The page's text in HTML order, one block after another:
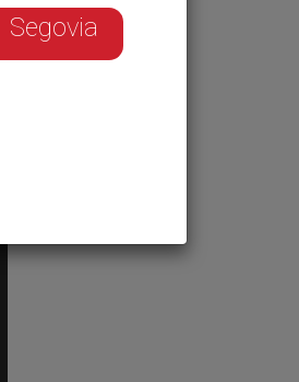
Segovia